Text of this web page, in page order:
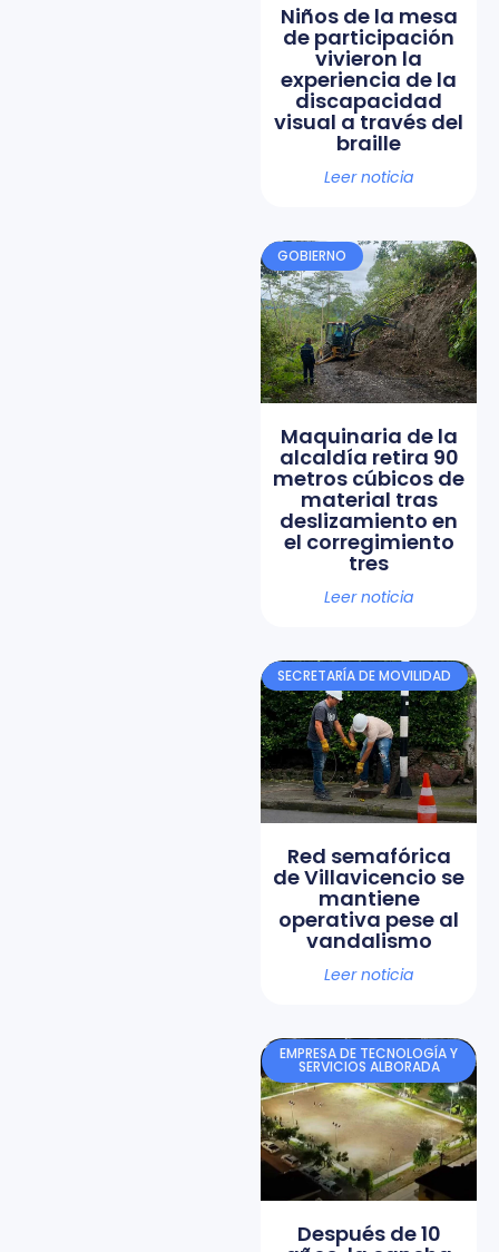
Niños de la mesa
de participación
vivieron la
experiencia de la
discapacidad
visual a través del
braille
Leer noticia
GOBIERNO
Maquinaria de la
alcaldía retira 90
metros cúbicos de
material tras
deslizamiento en
el corregimiento
tres
Leer noticia
SECRETARÍA DE MOVILIDAD
Red semafórica
de Villavicencio se
mantiene
operativa pese al
vandalismo
Leer noticia
EMPRESA DE TECNOLOGÍA Y
SERVICIOS ALBORADA
Después de 10